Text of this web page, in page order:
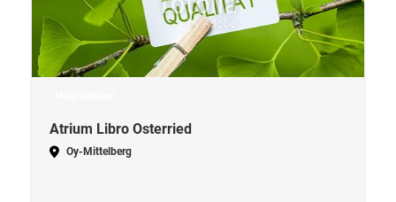
Atrium Libro Osterried
Oy-Mittelberg